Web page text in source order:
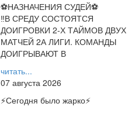
⚽НАЗНАЧЕНИЯ СУДЕЙ⚽
‼В СРЕДУ СОСТОЯТСЯ
ДОИГРОВКИ 2-Х ТАЙМОВ ДВУХ
МАТЧЕЙ 2А ЛИГИ. КОМАНДЫ
ДОИГРЫВАЮТ В
читать...
07 августа 2026
⚡️Сегодня было жарко⚡️